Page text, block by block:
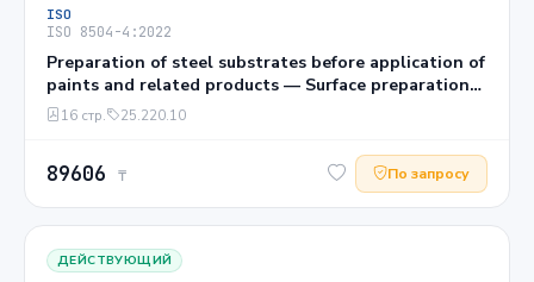
ISO
ISO 8504-4:2022
Preparation of steel substrates before application of
paints and related products — Surface preparation
methods — Part 4: Acid pickling
16 стр. 25.220.10
89606 ₸ По запросу
ДЕЙСТВУЮЩИЙ